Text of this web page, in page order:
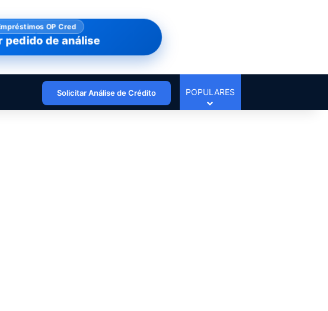
OP Cred
pedido de análise
Solicitar Análise de Crédito POPULARES